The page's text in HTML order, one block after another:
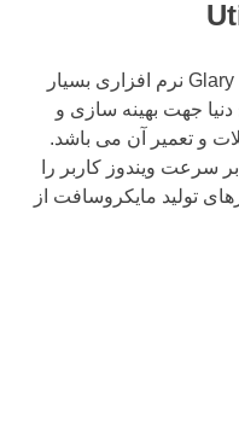
نرم افزار بهینه ساز ویندوز Glary Utilities نرم افزاری بسیار
سطح دنیا جهت بهینه سازی و
و تعمیر آن می باشد.
حرفه ای میتواند ۸ برابر سرعت ویندوز کاربر را
تولید مایکروسافت از